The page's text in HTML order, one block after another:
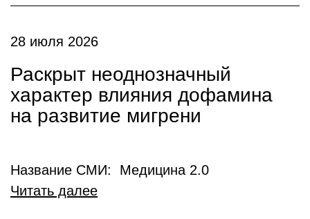
28 июля 2026
Раскрыт неоднозначный
характер влияния дофамина
на развитие мигрени
Название СМИ: Медицина 2.0
Читать далее